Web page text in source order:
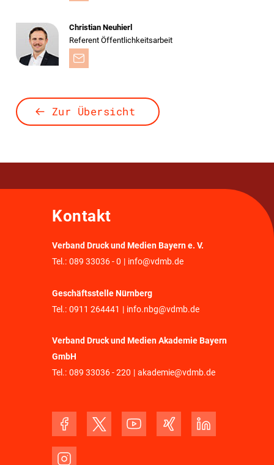
Christian Neuhierl
Referent Öffentlichkeitsarbeit
Zur Übersicht
Kontakt
Verband Druck und Medien Bayern e. V.
Tel.: 089 33036 - 0 | info@vdmb.de
Geschäftsstelle Nürnberg
Tel.: 0911 264441 | info.nbg@vdmb.de
Verband Druck und Medien Akademie Bayern
GmbH
Tel.: 089 33036 - 220 | akademie@vdmb.de